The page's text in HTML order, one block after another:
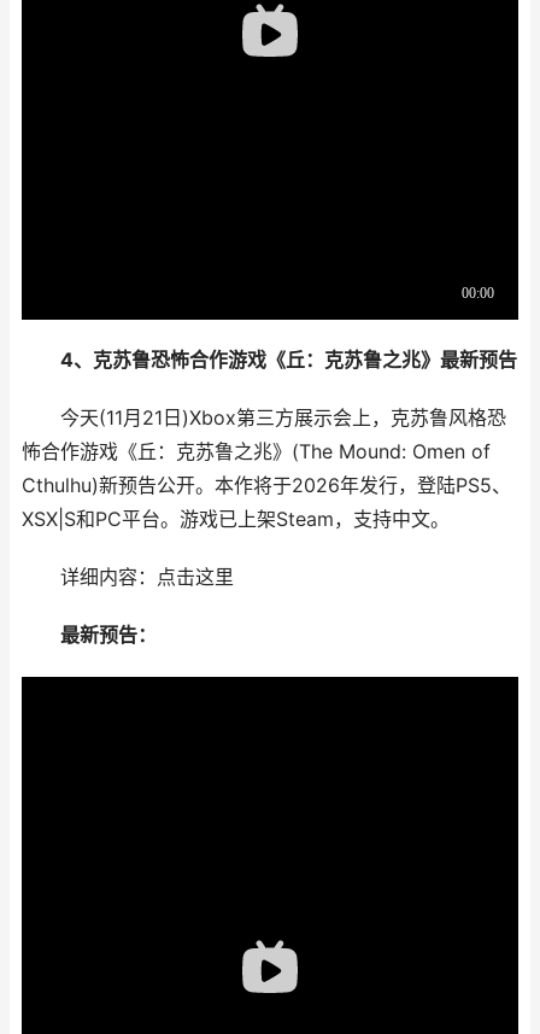
4、克苏鲁恐怖合作游戏《丘：克苏鲁之兆》最新预告
今天(11月21日)Xbox第三方展示会上，克苏鲁风格恐
怖合作游戏《丘：克苏鲁之兆》(The Mound: Omen of
Cthulhu)新预告公开。本作将于2026年发行，登陆PS5、
XSX|S和PC平台。游戏已上架Steam，支持中文。
详细内容：点击这里
最新预告：